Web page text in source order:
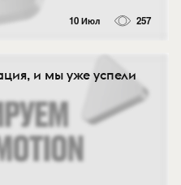
10 Июл 257
и мы уже успели